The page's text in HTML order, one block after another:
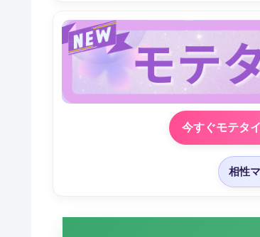
今すぐモテタ
相性